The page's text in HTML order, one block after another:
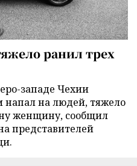
ранил трех
западе Чехии
на людей, тяжело
женщину, сообщил
представителей